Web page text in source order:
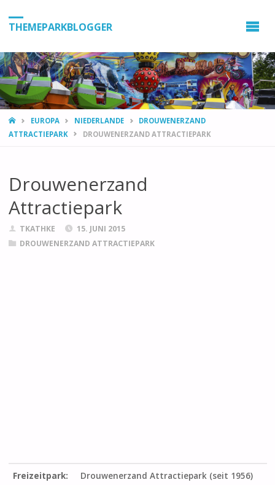
THEMEPARKBLOGGER
HOMEEUROPA NIEDERLANDE
DROUWENERZAND
ATTRACTIEPARK
DROUWENERZAND ATTRACTIEPARK
Drouwenerzand
Attractiepark
TKATHKE
15. JUNI 2015
DROUWENERZAND ATTRACTIEPARK
Freizeitpark: Drouwenerzand Attractiepark (seit 1956)